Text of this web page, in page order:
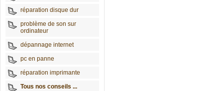
réparation disque dur
problème de son sur
ordinateur
dépannage internet
pc en panne
réparation imprimante
Tous nos conseils ...